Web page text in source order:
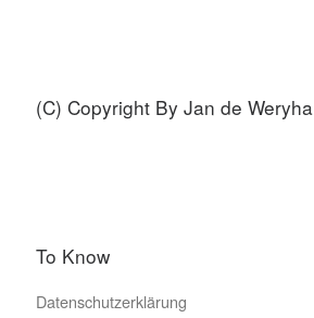
(C) Copyright By Jan de Weryha
To Know
Datenschutzerklärung